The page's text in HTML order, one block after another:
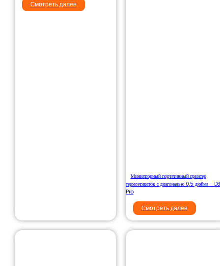
Смотреть далее
Миниатюрный портативный принтер
термоэтикеток с диагональю 0,5 дюйма -
Pro
Смотреть далее